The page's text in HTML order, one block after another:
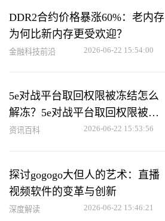
DDR2合约价格暴涨60%：老内存
为何比新内存更受欢迎？
金融科技前沿 2026-06-22 15:54:00
5e对战平台取回权限被冻结怎么
解冻？5e对战平台取回权限被冻
结解冻方法
资讯百科 2026-06-22 15:53:56
探讨gogogo大但人的艺术：直播
视频软件的变革与创新
深度解读 2026-06-22 15:46:21